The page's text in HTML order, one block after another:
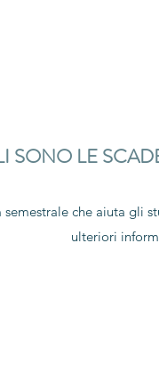
SONO LE
che aiuta gli
ulteriori